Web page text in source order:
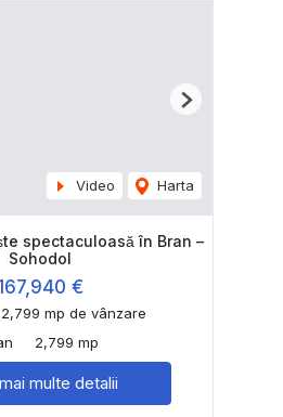
Video Harta
Next
spectaculoasă în Bran –
Sohodol
€
mp de vânzare
2,799 mp
multe detalii